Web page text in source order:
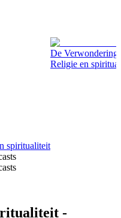
spiritualiteit
De Verwondering
Religie en
-